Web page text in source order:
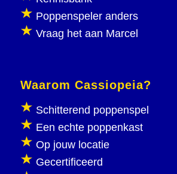
Poppenspeler anders
Vraag het aan Marcel
Waarom Cassiopeia?
Schitterend poppenspel
Een echte poppenkast
Op jouw locatie
Gecertificeerd